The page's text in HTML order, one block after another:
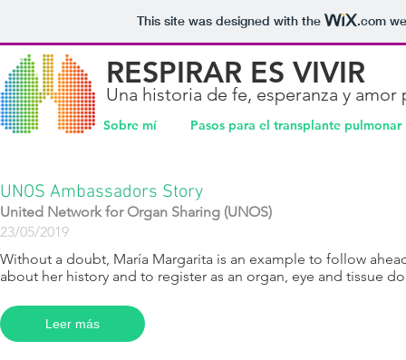
This site was designed with the .com
RESPIRAR ES VIVIR
Sobre mí Pasos para el transplante pulmonar
Una historia de fe, esperanza y amor
UNOS Ambassadors Story
United Network for Organ Sharing (UNOS)
23/05/2019
​Without a doubt, María Margarita is an example to follow
about her history and to register as an organ, eye and tissue
Leer más